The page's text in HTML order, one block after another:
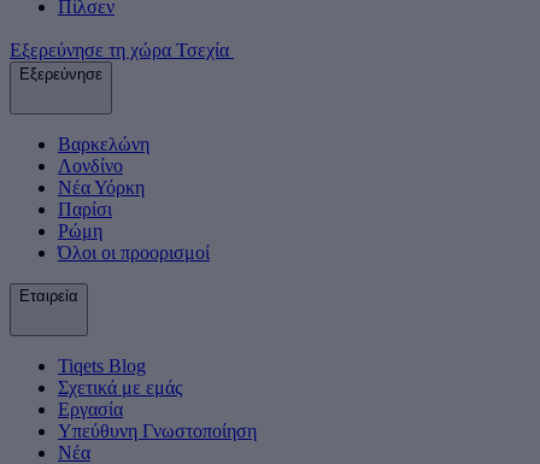
Πίλσεν
Εξερεύνησε τη χώρα Τσεχία
Εξερεύνησε
Βαρκελώνη
Λονδίνο
Νέα Υόρκη
Παρίσι
Ρώμη
Όλοι οι προορισμοί
Εταιρεία
Tiqets Βlog
Σχετικά με εμάς
Εργασία
Υπεύθυνη Γνωστοποίηση
Νέα